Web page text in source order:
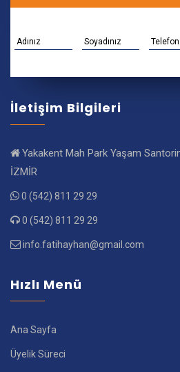
İletişim Bilgileri
Yakakent Mah Park Yaşam
İZMİR
0 (542) 811 29 29
0 (542) 811 29 29
info.fatihayhan@gmail.com
Hızlı Menü
Ana Sayfa
Üyelik Süreci